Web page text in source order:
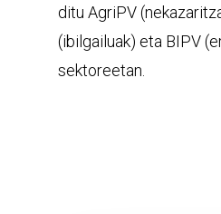
ditu AgriPV
(ibilgailuak) eta BIPV
sektoreetan.